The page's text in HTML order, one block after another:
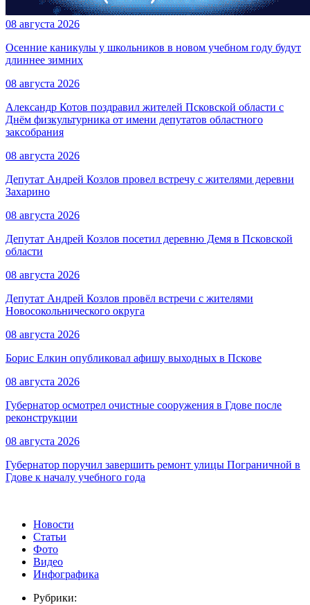
08 августа 2026
Осенние каникулы у школьников в новом учебном году будут
длиннее зимних
08 августа 2026
Александр Котов поздравил жителей Псковской области с
Днём физкультурника от имени депутатов областного
заксобрания
08 августа 2026
Депутат Андрей Козлов провел встречу с жителями деревни
Захарино
08 августа 2026
Депутат Андрей Козлов посетил деревню Демя в Псковской
области
08 августа 2026
Депутат Андрей Козлов провёл встречи с жителями
Новосокольнического округа
08 августа 2026
Борис Елкин опубликовал афишу выходных в Пскове
08 августа 2026
Губернатор осмотрел очистные сооружения в Гдове после
реконструкции
08 августа 2026
Губернатор поручил завершить ремонт улицы Пограничной в
Гдове к началу учебного года
Новости
Статьи
Фото
Видео
Инфографика
Рубрики: